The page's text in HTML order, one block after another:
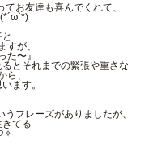
お友達も喜んでくれて、
すが、
た〜』
とそれまでの緊張や重さな
ら、
ます。
フレーズがありましたが、
てる